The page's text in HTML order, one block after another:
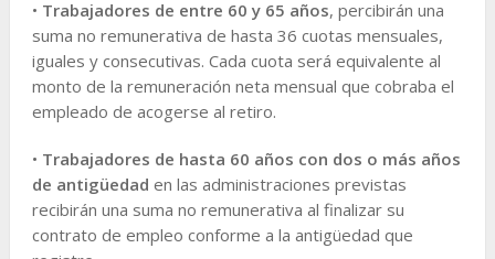
• Trabajadores de entre 60 y 65 años, percibirán una
suma no remunerativa de hasta 36 cuotas mensuales,
iguales y consecutivas. Cada cuota será equivalente al
monto de la remuneración neta mensual que cobraba el
empleado de acogerse al retiro.
• Trabajadores de hasta 60 años con dos o más años
de antigüedad en las administraciones previstas
recibirán una suma no remunerativa al finalizar su
contrato de empleo conforme a la antigüedad que